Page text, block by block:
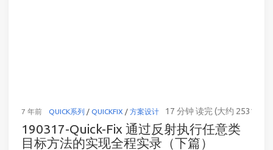
7 年前 QUICK系列 / QUICKFIX / 方案设计 17 分钟 读完 (大约 2531 个
190317-Quick-Fix 通过反射执行任意类
目标方法的实现全程实录（下篇）